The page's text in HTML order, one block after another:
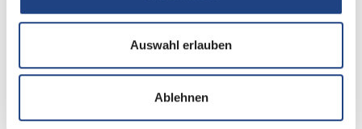
Auswahl erlauben
Ablehnen